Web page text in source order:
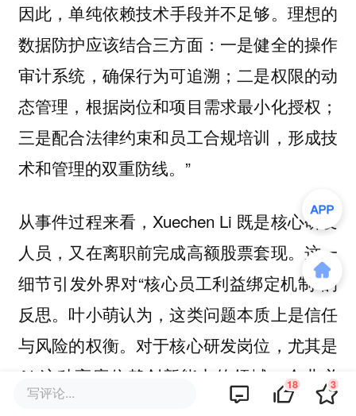
因此，单纯依赖技术手段并不足够。理想的
数据防护应该结合三方面：一是健全的操作
审计系统，确保行为可追溯；二是权限的动
态管理，根据岗位和项目需求最小化授权；
三是配合法律约束和员工合规培训，形成技
术和管理的双重防线。”
从事件过程来看，Xuechen Li 既是核心研发
人员，又在离职前完成高额股票套现。这一
细节引发外界对“核心员工利益绑定机制”的
反思。叶小萌认为，这类问题本质上是信任
与风险的权衡。对于核心研发岗位，尤其是
AI 这种高度依赖创新能力的领域，企业必
须给予足够的数据和代码访问权限，过度限
写评论... 18 3